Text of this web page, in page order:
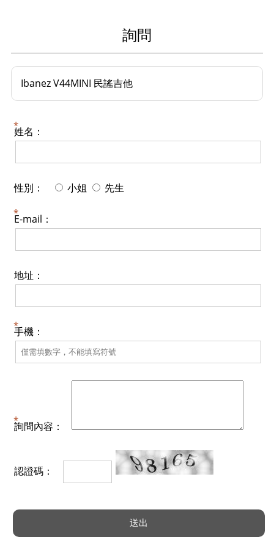
詢問
Ibanez V44MINI 民謠吉他
姓名：
性別： 小姐 先生
E-mail：
地址：
手機：
詢問內容：
認證碼：